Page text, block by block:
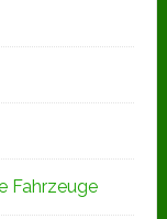
Fahrzeuge